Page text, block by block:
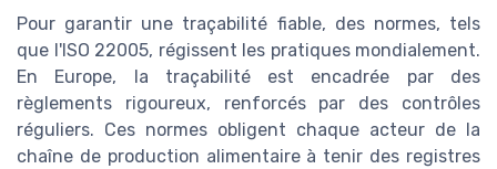
Pour garantir une traçabilité fiable, des normes, tels
que l'ISO 22005, régissent les pratiques mondialement.
En Europe, la traçabilité est encadrée par des
règlements rigoureux, renforcés par des contrôles
réguliers. Ces normes obligent chaque acteur de la
chaîne de production alimentaire à tenir des registres